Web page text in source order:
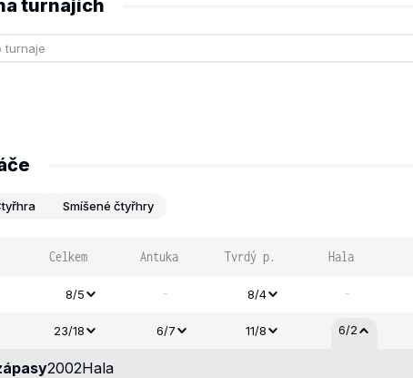
turnajích
Smíšené čtyřhry
Celkem Antuka Tvrdý p. Hala
8/5 - 8/4 -
23/18 6/7 11/8 6/2
2002Hala